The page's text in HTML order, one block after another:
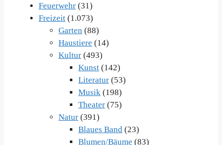
Feuerwehr (31)
Freizeit (1.073)
Garten (88)
Haustiere (14)
Kultur (493)
Kunst (142)
Literatur (53)
Musik (198)
Theater (75)
Natur (391)
Blaues Band (23)
Blumen/Bäume (83)